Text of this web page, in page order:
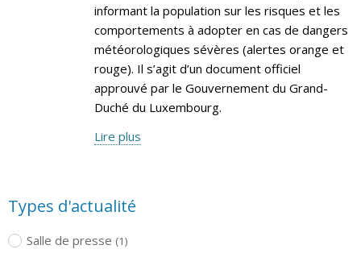
informant la population sur les risques et les
comportements à adopter en cas de dangers
météorologiques sévères (alertes orange et
rouge). Il s’agit d’un document officiel
approuvé par le Gouvernement du Grand-
Duché du Luxembourg.
Lire plus
Types d'actualité
Salle de presse (1)